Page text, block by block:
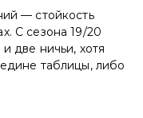
— стойкость
С сезона 19/20
две ничьи, хотя
таблицы, либо